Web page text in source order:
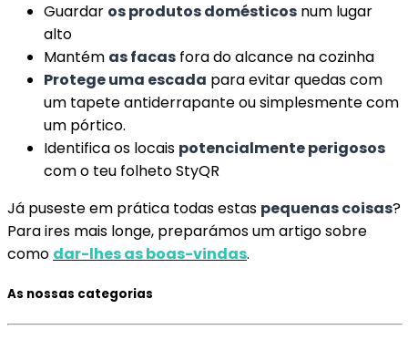
Guardar os produtos domésticos num lugar
alto
Mantém as facas fora do alcance na cozinha
Protege uma escada para evitar quedas com
um tapete antiderrapante ou simplesmente com
um pórtico.
Identifica os locais potencialmente perigosos
com o teu folheto StyQR
Já puseste em prática todas estas pequenas coisas?
Para ires mais longe, preparámos um artigo sobre
como dar-lhes as boas-vindas.
As nossas categorias